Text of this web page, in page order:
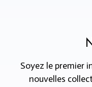
Soyez le premier
nouvelles